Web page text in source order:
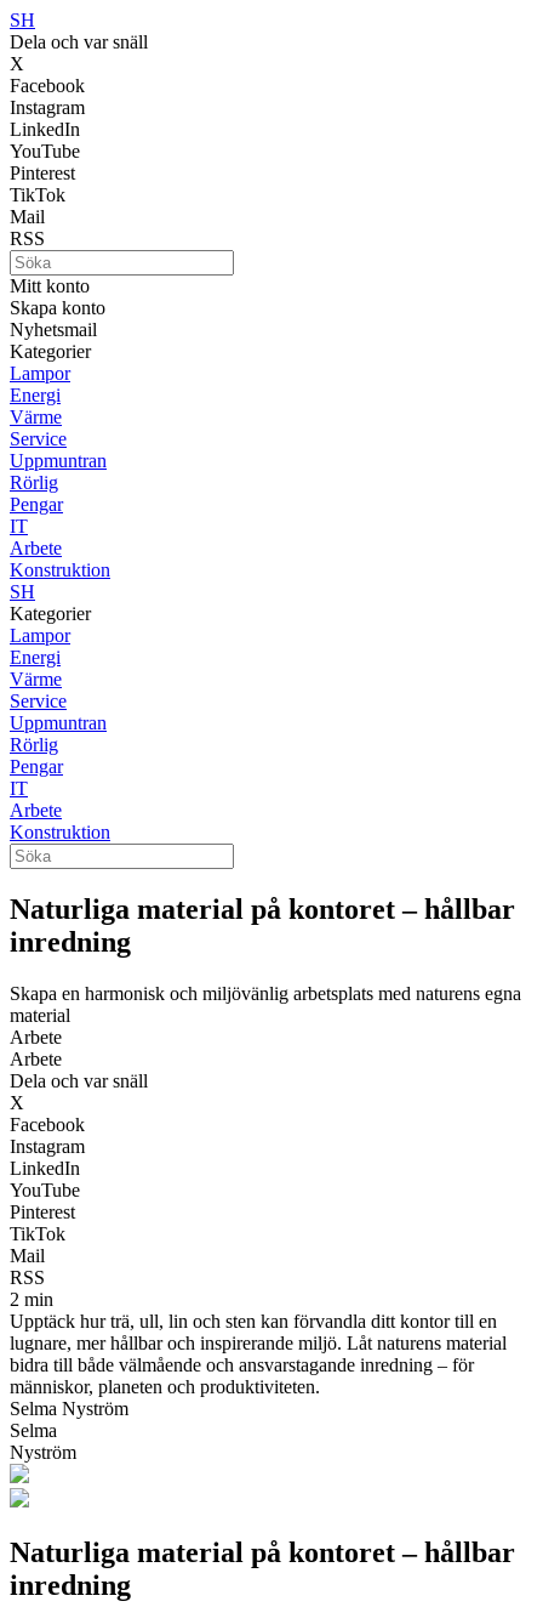
SH
Dela och var snäll
X
Facebook
Instagram
LinkedIn
YouTube
Pinterest
TikTok
Mail
RSS
Mitt konto
Skapa konto
Nyhetsmail
Kategorier
Lampor
Energi
Värme
Service
Uppmuntran
Rörlig
Pengar
IT
Arbete
Konstruktion
SH
Kategorier
Lampor
Energi
Värme
Service
Uppmuntran
Rörlig
Pengar
IT
Arbete
Konstruktion
Naturliga material på kontoret – hållbar
inredning
Skapa en harmonisk och miljövänlig arbetsplats med naturens egna
material
Arbete
Arbete
Dela och var snäll
X
Facebook
Instagram
LinkedIn
YouTube
Pinterest
TikTok
Mail
RSS
2 min
Upptäck hur trä, ull, lin och sten kan förvandla ditt kontor till en
lugnare, mer hållbar och inspirerande miljö. Låt naturens material
bidra till både välmående och ansvarstagande inredning – för
människor, planeten och produktiviteten.
Selma Nyström
Selma
Nyström
Naturliga material på kontoret – hållbar
inredning